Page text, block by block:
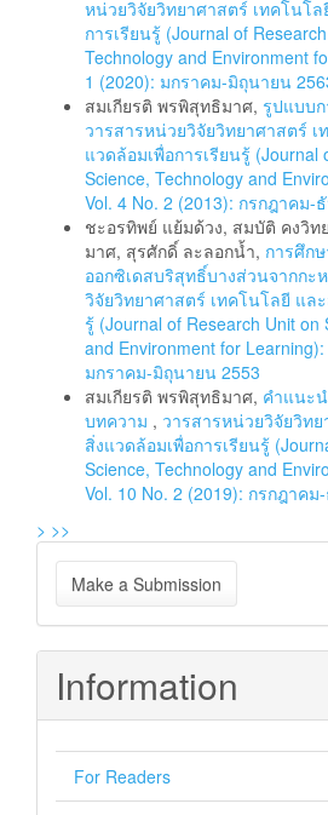
หน่วยวิจัยวิทยาศาสตร์ เทคโนโ
การเรียนรู้ (Journal of
Technology and Environment
1 (2020): มกราคม-มิถุนายน
สมเกียรติ พรพิสุทธิมาศ, รูปแบบ
วารสารหน่วยวิจัยวิทยาศาสตร์
แวดล้อมเพื่อการเรียนรู้ (Journal
Science, Technology and
Vol. 4 No. 2 (2013): กรกฎาคม-
ชะอรทิพย์ แย้มด้วง, สมบัติ คงวิท
มาศ, สุรศักดิ์ ละลอกน้ำ, การศึก
ออกซิเดสบริสุทธิ์บางส่วนจากกะ
วิจัยวิทยาศาสตร์ เทคโนโลยี แล
รู้ (Journal of Research Unit on
and Environment for
มกราคม-มิถุนายน 2553
สมเกียรติ พรพิสุทธิมาศ, คำแนะ
บทความ , วารสารหน่วยวิจัยวิท
สิ่งแวดล้อมเพื่อการเรียนรู้
Science, Technology and
Vol. 10 No. 2 (2019): กรกฎาค
> >>
Make
a
Submission
Make a Submission
Information
For Readers